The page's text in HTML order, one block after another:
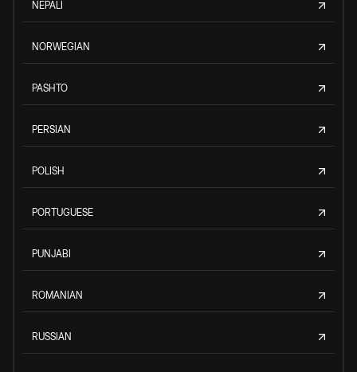
NEPALI
NORWEGIAN
PASHTO
PERSIAN
POLISH
PORTUGUESE
PUNJABI
ROMANIAN
RUSSIAN